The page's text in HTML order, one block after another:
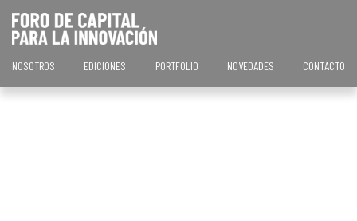
NOSOTROS EDICIONES PORTFOLIO NOVEDADES CONTACTO